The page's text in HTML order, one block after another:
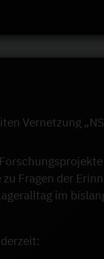
Vernetzung
Fragen der
im